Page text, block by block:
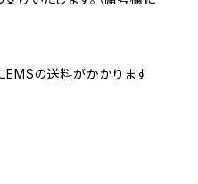
の送料がかかります